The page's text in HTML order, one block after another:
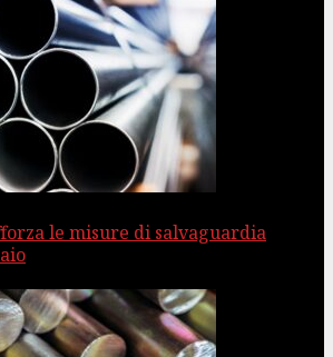
le misure di salvaguardia